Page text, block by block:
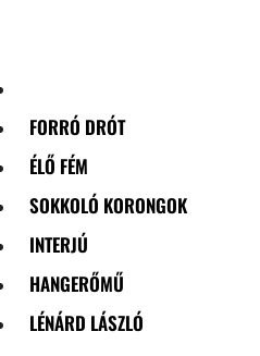
FORRÓ DRÓT
ÉLŐ FÉM
SOKKOLÓ KORONGOK
INTERJÚ
HANGERŐMŰ
LÉNÁRD LÁSZLÓ